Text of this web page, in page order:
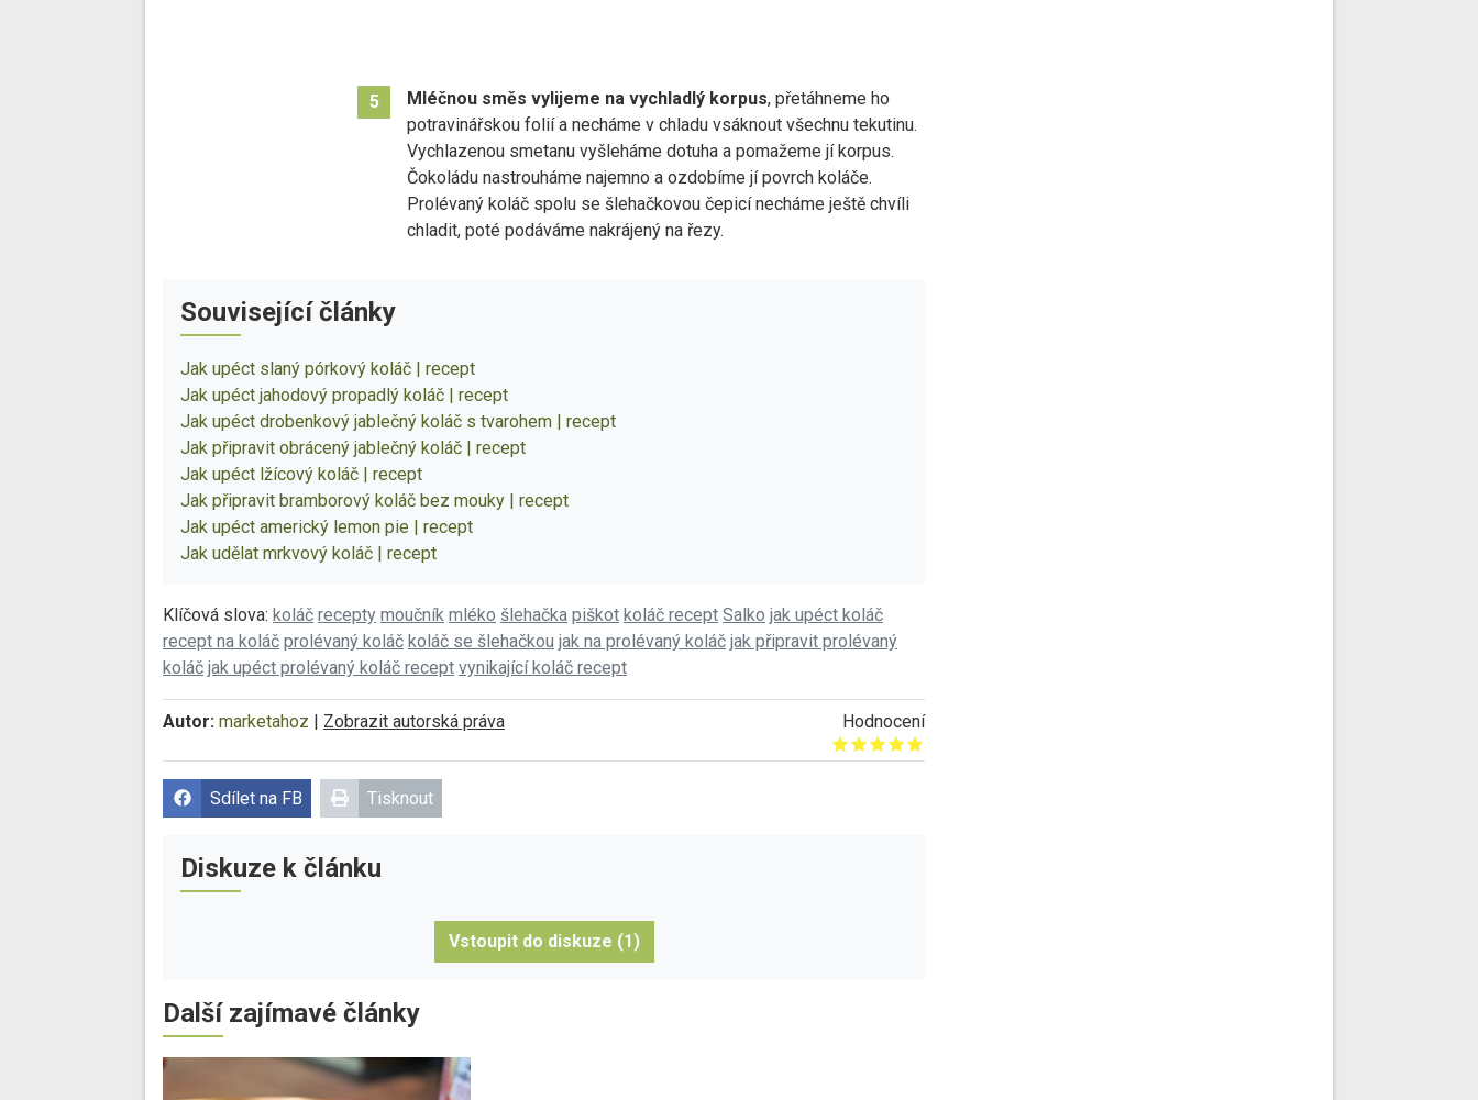
5 Mléčnou směs vylijeme na vychladlý korpus, přetáhneme ho
potravinářskou folií a necháme v chladu vsáknout všechnu tekutinu.
Vychlazenou smetanu vyšleháme dotuha a pomažeme jí korpus.
Čokoládu nastrouháme najemno a ozdobíme jí povrch koláče.
Prolévaný koláč spolu se šlehačkovou čepicí necháme ještě chvíli
chladit, poté podáváme nakrájený na řezy.
Související články
Jak upéct slaný pórkový koláč | recept
Jak upéct jahodový propadlý koláč | recept
Jak upéct drobenkový jablečný koláč s tvarohem | recept
Jak připravit obrácený jablečný koláč | recept
Jak upéct lžícový koláč | recept
Jak připravit bramborový koláč bez mouky | recept
Jak upéct americký lemon pie | recept
Jak udělat mrkvový koláč | recept
Klíčová slova: koláč recepty moučník mléko šlehačka piškot koláč recept Salko jak upéct koláč
recept na koláč prolévaný koláč koláč se šlehačkou jak na prolévaný koláč jak připravit prolévaný
koláč jak upéct prolévaný koláč recept vynikající koláč recept
Autor: marketahoz Zobrazit autorská práva
Hodnocení
Give it 1/5
Give it 2/5
Give it 3/5
Give it 4/5
Give it 5/5
Sdílet na FB Tisknout
Diskuze k článku
Vstoupit do diskuze (1)
Další zajímavé články